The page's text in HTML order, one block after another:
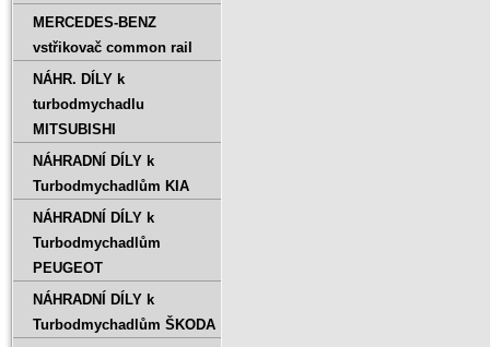
MERCEDES-BENZ
vstřikovač common rail
NÁHR. DÍLY k
turbodmychadlu
MITSUBISHI
NÁHRADNÍ DÍLY k
Turbodmychadlům KIA
NÁHRADNÍ DÍLY k
Turbodmychadlům
PEUGEOT
NÁHRADNÍ DÍLY k
Turbodmychadlům ŠKODA